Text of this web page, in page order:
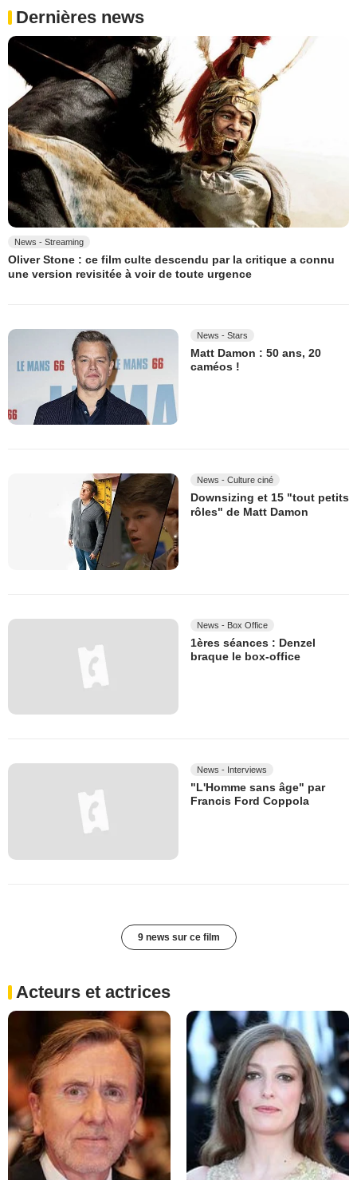
Dernières news
News - Streaming
Oliver Stone : ce film culte descendu par la critique a connu
une version revisitée à voir de toute urgence
News - Stars
Matt Damon : 50 ans, 20
caméos !
News - Culture ciné
Downsizing et 15 "tout petits
rôles" de Matt Damon
News - Box Office
1ères séances : Denzel
braque le box-office
News - Interviews
"L'Homme sans âge" par
Francis Ford Coppola
9 news sur ce film
Acteurs et actrices